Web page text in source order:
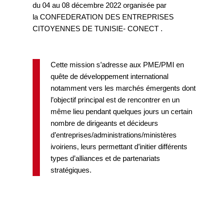
du 04 au 08 décembre 2022 organisée par
la CONFEDERATION DES ENTREPRISES
CITOYENNES DE TUNISIE- CONECT .
Cette mission s’adresse aux PME/PMI en
quête de développement international
notamment vers les marchés émergents dont
l’objectif principal est de rencontrer en un
même lieu pendant quelques jours un certain
nombre de dirigeants et décideurs
d’entreprises/administrations/ministères
ivoiriens, leurs permettant d’initier différents
types d’alliances et de partenariats
stratégiques.